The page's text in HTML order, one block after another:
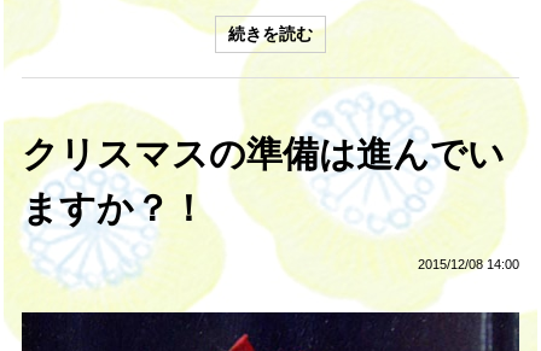
続きを読む
クリスマスの準備は進んでい
ますか？！
2015/12/08 14:00